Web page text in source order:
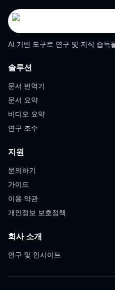
AI 기반 도구로 연구 및 지식 습득
솔루션
문서 번역기
문서 요약
비디오 요약
연구 조수
지원
문의하기
가이드
이용 약관
개인정보 보호정책
회사 소개
연구 및 인사이트